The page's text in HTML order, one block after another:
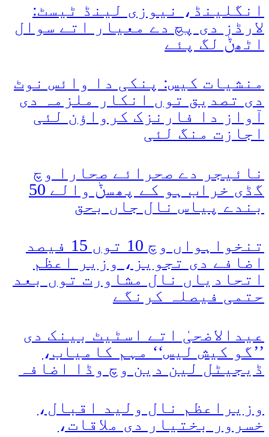
انگلینڈ، نیوزی لینڈ ٹیسٹ:
لارڈز دی پچ دے معیار اتے سوال
اٹھݨ لگ پئے
منشیات کیس: پنکی دا وائس نوٹ
دی تصدیق توں انکار ملزمہ دی
آواز دا فارنزک کرواؤن لئی
اجازت منگ لئی
نائیجر دے صحرائے صحارا وچ
گڈی خراب ہو کے پھسݨ والے 50
بندے پیاس نال جاں بحق
تنخواہواں وچ 10 توں 15 فیصد
اضافے دی تجویز، وزیر اعظم
اتحادیاں نال مشاورت توں بعد
حتمی فیصلہ کرنگے
عیدالاضحیٰ اتے اسٹیٹ بینک دی
’’گو کیش لیس‘‘ مہم کامیاب،
ڈیجیٹل لین دین وچ وڈا اضافہ
وزیراعظم نال ولید اقبال،
خسرور بختیار دی ملاقات،